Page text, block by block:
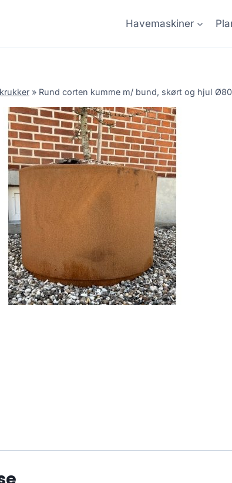
Havemaskiner
» Rund corten kumme m/ bund, skørt og hjul